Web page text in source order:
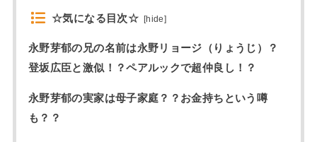
☆気になる目次☆ [hide]
永野芽郁の兄の名前は永野リョージ（りょうじ）？
登坂広臣と激似！？ペアルックで超仲良し！？
永野芽郁の実家は母子家庭？？お金持ちという噂
も？？